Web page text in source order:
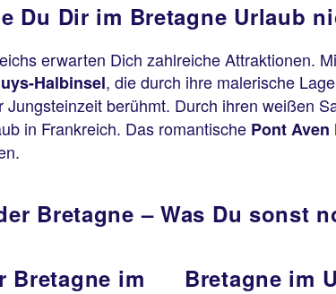
Du Dir im Bretagne Urlaub
erwarten Dich zahlreiche Attraktionen.
Halbinsel, die durch ihre malerische
Jungsteinzeit berühmt. Durch ihren weißen
in Frankreich. Das romantische Pont Aven
Bretagne – Was Du sonst
Bretagne im
Bretagne im